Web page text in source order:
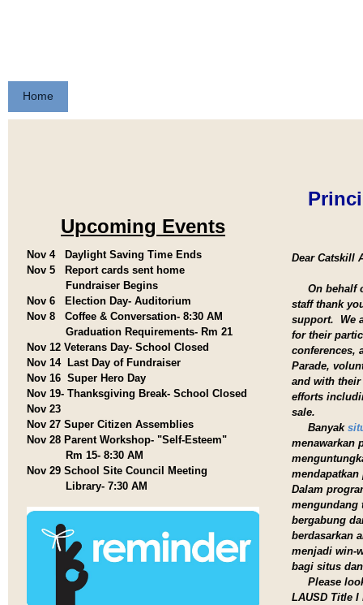
Home
Upcoming Events
Nov 4 Daylight Saving Time Ends
Nov 5 Report cards sent home
Fundraiser Begins
Nov 6 Election Day- Auditorium
Nov 8 Coffee & Conversation- 8:30 AM
Graduation Requirements- Rm 21
Nov 12 Veterans Day- School Closed
Nov 14 Last Day of Fundraiser
Nov 16 Super Hero Day
Nov 19- Thanksgiving Break- School Closed
Nov 23
Nov 27 Super Citizen Assemblies
Nov 28 Parent Workshop- "Self-Esteem"
Rm 15- 8:30 AM
Nov 29 School Site Council Meeting
Library- 7:30 AM
Dear Catskill
On behalf
staff thank
support. We
for their
conferences,
Parade,
and with
efforts
sale.
Banyak
menawarkan
Dalam
mengundang
bergabung
berdasarkan
menjadi win-
bagi situs
Please
LAUSD Title